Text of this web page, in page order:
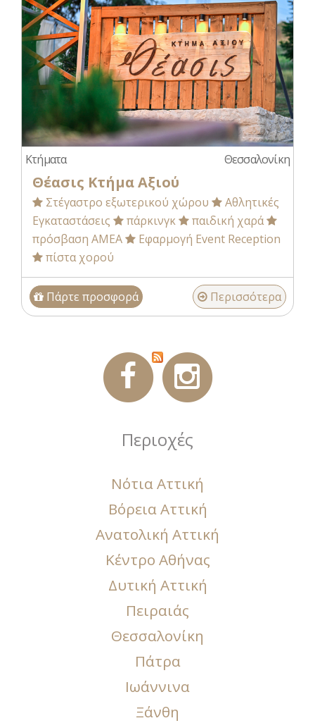
Θεσσαλονίκη
Κτήματα
Θέασις Κτήμα Αξιού
Στέγαστρο εξωτερικού χώρου
Αθλητικές
Εγκαταστάσεις
πάρκινγκ
παιδική χαρά
πρόσβαση ΑΜΕΑ
Εφαρμογή Event Reception
πίστα χορού
Πάρτε προσφορά Περισσότερα
Περιοχές
Νότια Αττική
Βόρεια Αττική
Ανατολική Αττική
Κέντρο Αθήνας
Δυτική Αττική
Πειραιάς
Θεσσαλονίκη
Πάτρα
Ιωάννινα
Ξάνθη